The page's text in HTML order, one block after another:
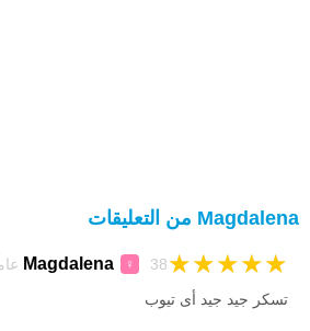
Magdalena من التعليقات
Magdalena ♀ 38 عاماً 18-04-2016 ★
★
★
★
★
تسكر جيد جيد أى تيوب